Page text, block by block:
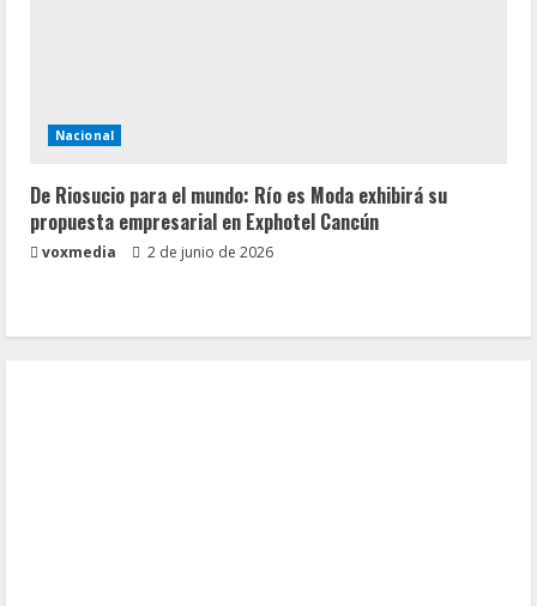
Nacional
De Riosucio para el mundo: Río es Moda exhibirá su
propuesta empresarial en Exphotel Cancún
voxmedia 2 de junio de 2026